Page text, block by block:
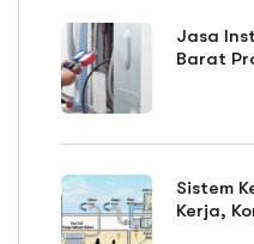
Jasa
Barat
Sistem
Kerja,